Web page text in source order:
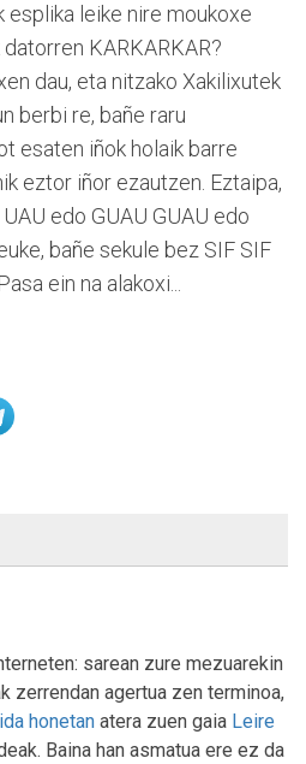
esplika leike nire moukoxe
KARKARKAR?
dau, eta nitzako Xakilixutek
berbi re, bañe raru
esaten iñok holaik barre
eztor iñor ezautzen. Eztaipa,
edo GUAU GUAU edo
bañe sekule bez SIF SIF
ein na alakoxi...
sarean zure mezuarekin
zerrendan agertua zen terminoa,
honetan atera zuen gaia Leire
Baina han asmatua ere ez da